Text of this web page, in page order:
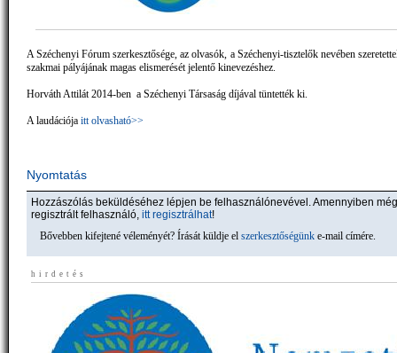
A Széchenyi Fórum szerkesztősége, az olvasók, a Széchenyi-tisztelők nevében
szakmai pályájának magas elismerését jelentő kinevezéshez.
Horváth Attilát 2014-ben a Széchenyi Társaság díjával tüntették ki.
A laudációja itt olvasható>>
Nyomtatás
Hozzászólás beküldéséhez lépjen be felhasználónevével. Amennyiben
regisztrált felhasználó, itt regisztrálhat!
Bővebben kifejtené véleményét? Írását küldje el szerkesztőségünk e-mail címére.
hirdetés